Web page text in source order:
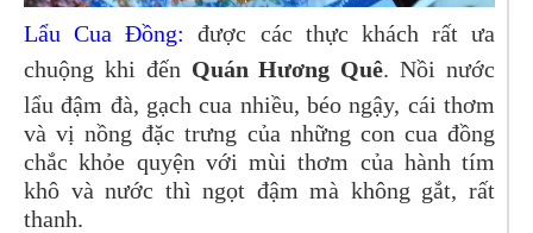
Lẩu Cua Đồng: được các thực khách rất ưa
chuộng khi đến Quán Hương Quê. Nồi nước
lẩu đậm đà, gạch cua nhiều, béo ngậy, cái thơm
và vị nồng đặc trưng của những con cua đồng
chắc khỏe quyện với mùi thơm của hành tím
khô và nước thì ngọt đậm mà không gắt, rất
thanh.